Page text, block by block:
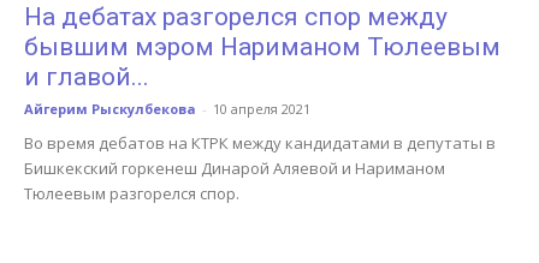
На дебатах разгорелся спор между
бывшим мэром Нариманом Тюлеевым
и главой...
Айгерим Рыскулбекова - 10 апреля 2021
Во время дебатов на КТРК между кандидатами в депутаты в
Бишкекский горкенеш Динарой Аляевой и Нариманом
Тюлеевым разгорелся спор.